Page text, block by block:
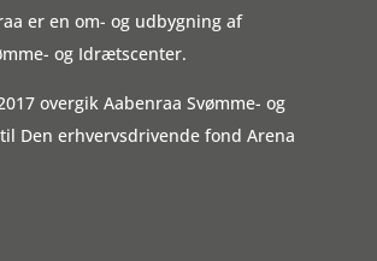
er en om- og udbygning af
og Idrætscenter.
overgik Aabenraa Svømme- og
Den erhvervsdrivende fond Arena